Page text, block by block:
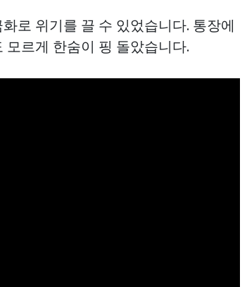
로 위기를 끌 수 있었습니다. 통장에
르게 한숨이 핑 돌았습니다.